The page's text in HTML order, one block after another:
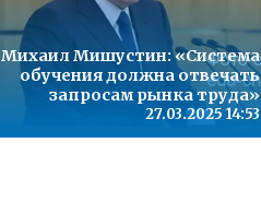
Михаил Мишустин: «Система
обучения должна отвечать
запросам рынка труда»
27.03.2025 14:53